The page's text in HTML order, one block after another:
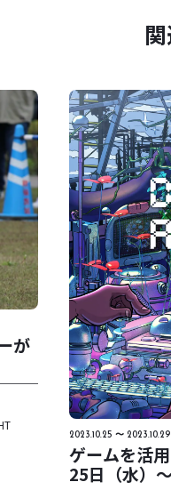
が
2023.10.25 〜 2023.10.29
ゲームを活
25日（水）